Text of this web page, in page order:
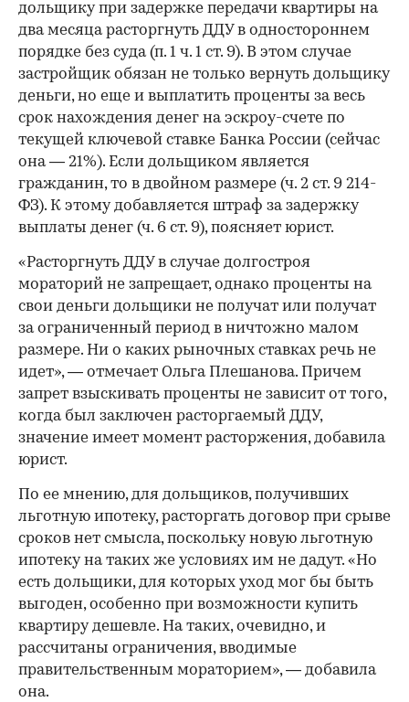
дольщику при задержке передачи квартиры на
два месяца расторгнуть ДДУ в одностороннем
порядке без суда (п. 1 ч. 1 ст. 9). В этом случае
застройщик обязан не только вернуть дольщику
деньги, но еще и выплатить проценты за весь
срок нахождения денег на эскроу-счете по
текущей ключевой ставке Банка России (сейчас
она — 21%). Если дольщиком является
гражданин, то в двойном размере (ч. 2 ст. 9 214-
ФЗ). К этому добавляется штраф за задержку
выплаты денег (ч. 6 ст. 9), поясняет юрист.
«Расторгнуть ДДУ в случае долгостроя
мораторий не запрещает, однако проценты на
свои деньги дольщики не получат или получат
за ограниченный период в ничтожно малом
размере. Ни о каких рыночных ставках речь не
идет», — отмечает Ольга Плешанова. Причем
запрет взыскивать проценты не зависит от того,
когда был заключен расторгаемый ДДУ,
значение имеет момент расторжения, добавила
юрист.
По ее мнению, для дольщиков, получивших
льготную ипотеку, расторгать договор при срыве
сроков нет смысла, поскольку новую льготную
ипотеку на таких же условиях им не дадут. «Но
есть дольщики, для которых уход мог бы быть
выгоден, особенно при возможности купить
квартиру дешевле. На таких, очевидно, и
рассчитаны ограничения, вводимые
правительственным мораторием», — добавила
она.